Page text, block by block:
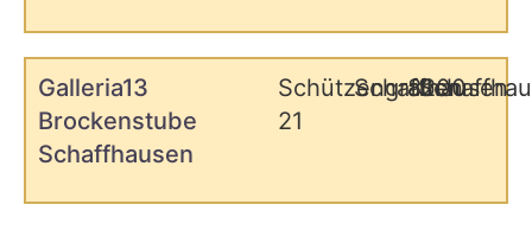
Galleria13
Brockenstube
Schaffhausen
Schützengraben
21
Schaffhausen
8200